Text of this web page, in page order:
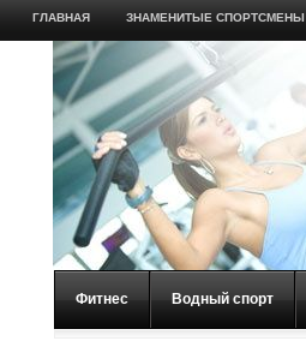
ГЛАВНАЯ ЗНАМЕНИТЫЕ СПОРТСМЕНЫ
Фитнес Водный спорт